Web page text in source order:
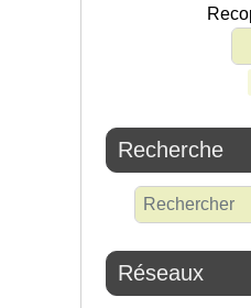
Recherche
Réseaux